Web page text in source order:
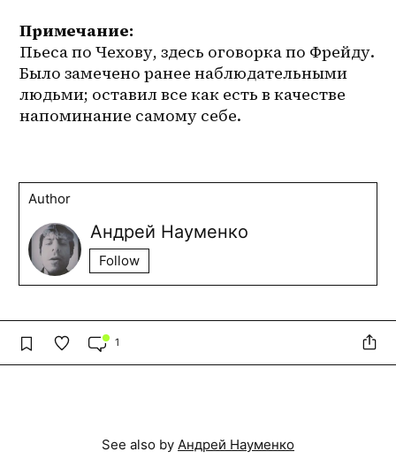
Примечание:
Пьеса по Чехову, здесь оговорка по Фрейду.
Было замечено ранее наблюдательными
людьми; оставил все как есть в качестве
напоминание самому себе.
Author
Андрей Науменко
Follow
1
See also by Андрей Науменко